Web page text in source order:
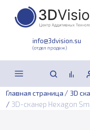
info@3dvision.su
(отдел продаж)
Главная страница / 3D
/ 3D-сканер Hexagon